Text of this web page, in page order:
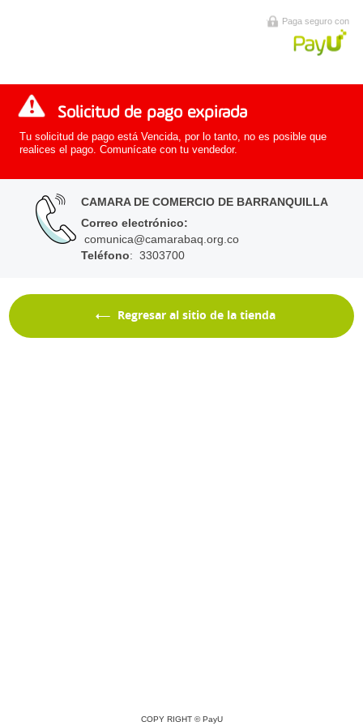
Paga seguro con
Solicitud de pago expirada
Tu solicitud de pago está Vencida, por lo tanto, no es posible que
realices el pago. Comunícate con tu vendedor.
CAMARA DE COMERCIO DE BARRANQUILLA
Correo electrónico:
comunica@camarabaq.org.co
Teléfono: 3303700
Regresar al sitio de la tienda
COPY RIGHT ©PayU